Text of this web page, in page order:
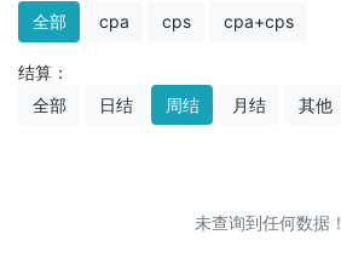
全部
cpa cps cpa+cps
结算：
全部
日结 周结 月结 其他
未查询到任何数据！